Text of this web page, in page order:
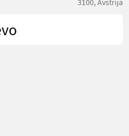
3100, Avstrija